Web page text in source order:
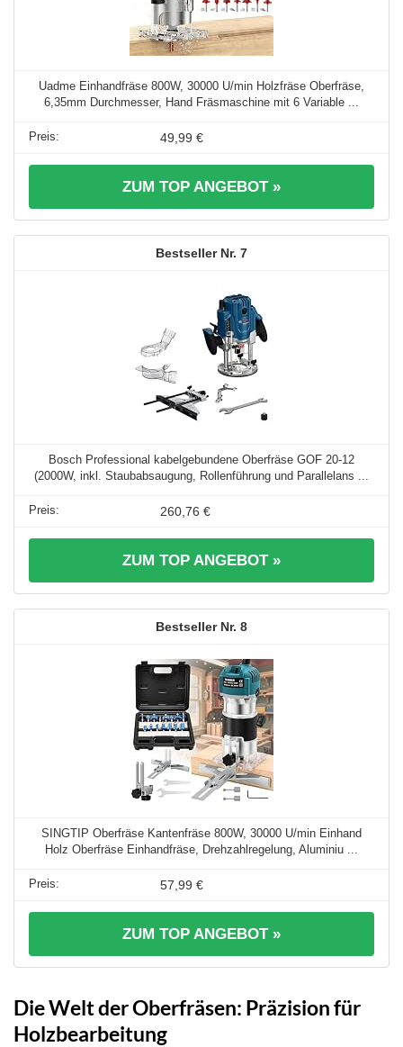
Uadme Einhandfräse 800W, 30000 U/min Holzfräse Oberfräse,
6,35mm Durchmesser, Hand Fräsmaschine mit 6 Variable ...
49,99 €
ZUM TOP ANGEBOT »
7
Bosch Professional kabelgebundene Oberfräse GOF 20-12
(2000W, inkl. Staubabsaugung, Rollenführung und Parallelans ...
260,76 €
ZUM TOP ANGEBOT »
8
SINGTIP Oberfräse Kantenfräse 800W, 30000 U/min Einhand
Holz Oberfräse Einhandfräse, Drehzahlregelung, Aluminiu ...
57,99 €
ZUM TOP ANGEBOT »
Die Welt der Oberfräsen: Präzision für
Holzbearbeitung